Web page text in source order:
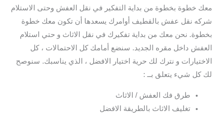
معك خطوة بخطوة من بداية التفكير في نقل العفش وحتى الاستلام
شركه نقل عفش بالقطيف أوامرك يسعدها أن تكون معك خطوة
بخطوة. نحن معك من بداية تفكيرك في نقل الاثاث و حتي استلام
العفش داخل مقره الجديد. سنضع أمامك كل الاحتمالات ، كل
الاختيارات و نترك لك حرية اختيار الافضل ، الذي يناسبك. سنوصح
لك كل شيء يتعلق بــ :
طرق فك العفش / الاثاث
تغليف الاثاث بالطريقة الافضل